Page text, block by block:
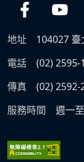
地址
104027
電話
(02) 2595-
傳真
(02) 2592-
服務時間
週一